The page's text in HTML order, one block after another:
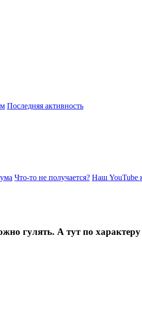
Последняя активность
Что-то не получается? Наш YouTube
А тут по характеру